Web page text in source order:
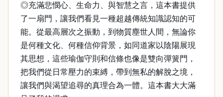
◎充滿悲憫心、生命力、與智慧之言，這本書提供
了一扇門，讓我們看見一種超越傳統知識認知的可
能。從最高層次之振動，到物質塵世人間，無論你
是何種文化、何種信仰背景，如同道家以陰陽展現
其思想，這些瑜伽守則和信條也像是雙向彈簧門，
把我們從日常壓力的束縛，帶到無私的解脫之境，
讓我們與渴望追尋的真理合為一體。這本書大大滿